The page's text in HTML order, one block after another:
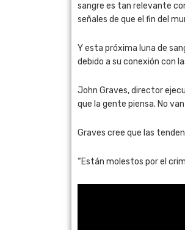
sangre es tan relevante
señales de que el fin del
Y esta próxima luna de
debido a su conexión con
John Graves, director
que la gente piensa. No
Graves cree que las
“Están molestos por el